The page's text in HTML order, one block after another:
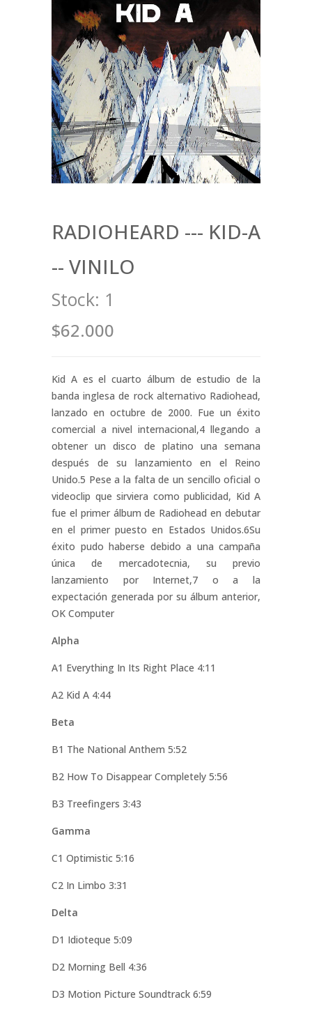
RADIOHEARD --- KID-A
-- VINILO
Stock: 1
$62.000
Kid A es el cuarto álbum de estudio de la
banda inglesa de rock alternativo Radiohead,
lanzado en octubre de 2000. Fue un éxito
comercial a nivel internacional,4​ llegando a
obtener un disco de platino una semana
después de su lanzamiento en el Reino
Unido.5​ Pese a la falta de un sencillo oficial o
videoclip que sirviera como publicidad, Kid A
fue el primer álbum de Radiohead en debutar
en el primer puesto en Estados Unidos.6​Su
éxito pudo haberse debido a una campaña
única de mercadotecnia, su previo
lanzamiento por Internet,7​ o a la
expectación generada por su álbum anterior,
OK Computer
Alpha
A1 Everything In Its Right Place 4:11
A2 Kid A 4:44
Beta
B1 The National Anthem 5:52
B2 How To Disappear Completely 5:56
B3 Treefingers 3:43
Gamma
C1 Optimistic 5:16
C2 In Limbo 3:31
Delta
D1 Idioteque 5:09
D2 Morning Bell 4:36
D3 Motion Picture Soundtrack 6:59